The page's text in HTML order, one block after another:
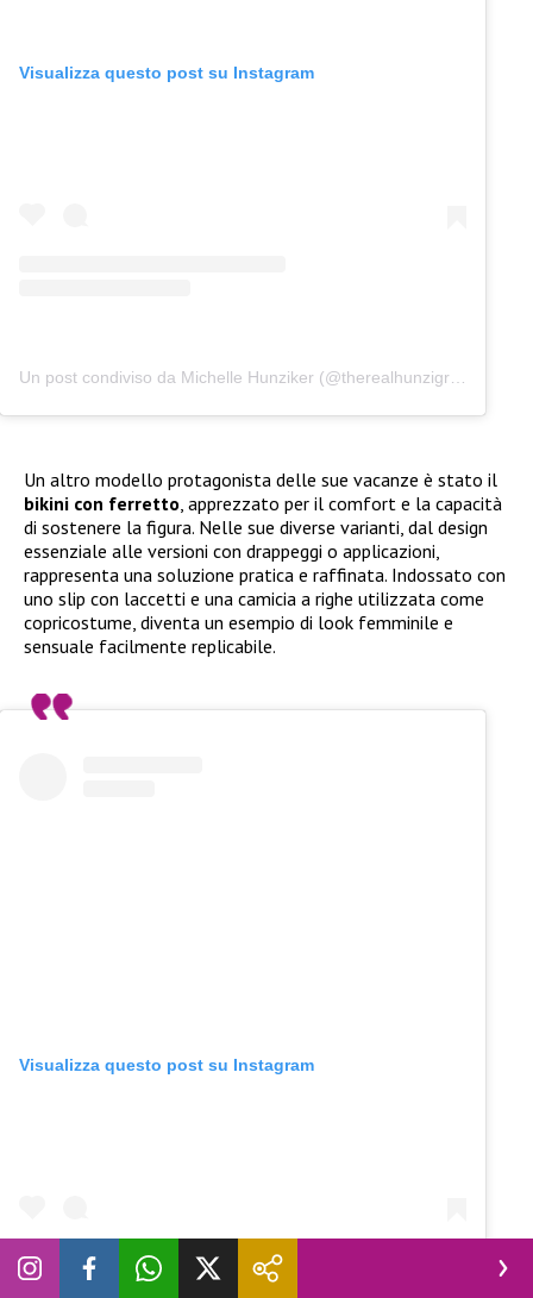
Visualizza questo post su Instagram
Un post condiviso da Michelle Hunziker (@therealhunzigram)
Un altro modello protagonista delle sue vacanze è stato il
bikini con ferretto, apprezzato per il comfort e la capacità
di sostenere la figura. Nelle sue diverse varianti, dal design
essenziale alle versioni con drappeggi o applicazioni,
rappresenta una soluzione pratica e raffinata. Indossato con
uno slip con laccetti e una camicia a righe utilizzata come
copricostume, diventa un esempio di look femminile e
sensuale facilmente replicabile.
Visualizza questo post su Instagram